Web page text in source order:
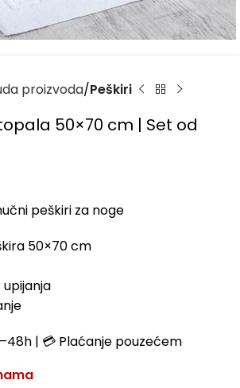
proizvoda Peškiri
50×70 cm | Set od
peškiri za noge
50×70 cm
| 💳 Plaćanje pouzećem